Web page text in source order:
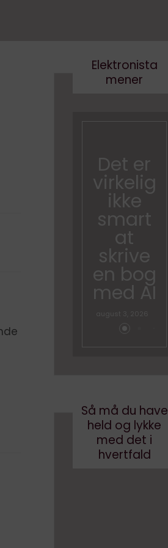
Elektronista
mener
Det er
virkelig
ikke
smart
at
skrive
en bog
med AI
august 3, 2026
Så må du have
held og lykke
med det i
hvertfald